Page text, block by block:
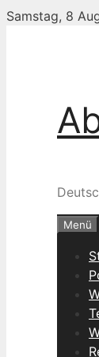
Samstag, 8
Menü